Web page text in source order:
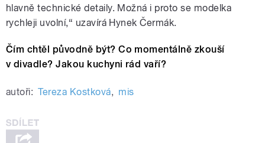
hlavně technické detaily. Možná i proto se modelka
rychleji uvolní,“ uzavírá Hynek Čermák.
Čím chtěl původně být? Co momentálně zkouší
v divadle? Jakou kuchyni rád vaří?
autoři: Tereza Kostková, mis